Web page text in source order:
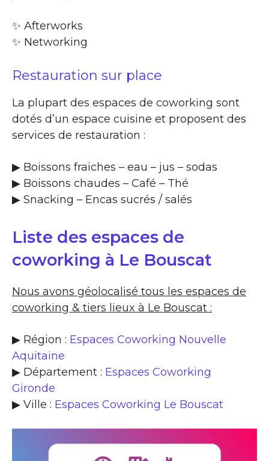
✨​ Afterworks
✨​ Networking
Restauration sur place
La plupart des espaces de coworking sont
dotés d’un espace cuisine et proposent des
services de restauration :
▶​ Boissons fraiches – eau – jus – sodas
▶​ Boissons chaudes – Café – Thé
▶​ Snacking – Encas sucrés / salés
Liste des espaces de
coworking à Le Bouscat
Nous avons géolocalisé tous les espaces de
coworking & tiers lieux à Le Bouscat :
▶ Région : Espaces Coworking Nouvelle
Aquitaine
▶ Département : Espaces Coworking
Gironde
▶ Ville : Espaces Coworking Le Bouscat